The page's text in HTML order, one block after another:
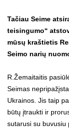
Tačiau Seime
teisingumo“
mūsų kraštietis
Seimo narių
R.Žemaitaitis
Seimas
Ukrainos. Jis taip
būtų įtraukti ir
sutarusi su buvusiu